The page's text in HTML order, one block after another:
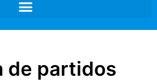
de partidos